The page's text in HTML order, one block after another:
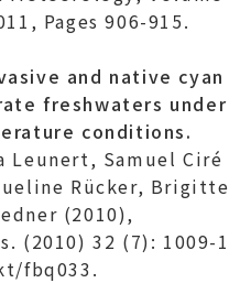
Pages 906-915.
and native cyan
freshwaters under
conditions.
Leunert, Samuel Ciré
Rücker, Brigitte
(2010),
. (2010) 32 (7): 1009-1
fbq033.